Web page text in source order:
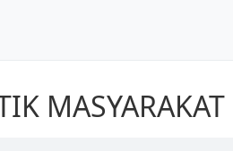
para